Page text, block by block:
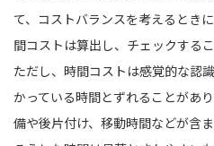
て、コストバランスを考えるとき
間コストは算出し、チェックするこ
ただし、時間コストは感覚的な認
かっている時間とずれることがあ
備や後片付け、移動時間などが含